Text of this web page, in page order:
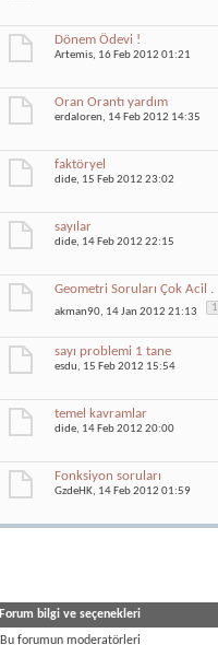
Dönem Ödevi !
Artemis, 16 Feb 2012 01:21
Oran Orantı yardım
erdaloren, 14 Feb 2012 14:35
faktöryel
dide, 15 Feb 2012 23:02
sayılar
dide, 14 Feb 2012 22:15
Geometri Soruları Çok Acil .
akman90, 14 Jan 2012 21:13 1
sayı problemi 1 tane
esdu, 15 Feb 2012 15:54
temel kavramlar
dide, 14 Feb 2012 20:00
Fonksiyon soruları
GzdeHK, 14 Feb 2012 01:59
Forum bilgi ve seçenekleri
Bu forumun moderatörleri